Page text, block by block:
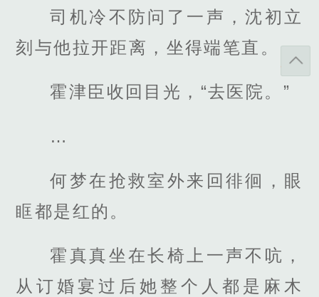
司机冷不防问了一声，沈初立
刻与他拉开距离，坐得端笔直。
霍津臣收回目光，“去医院。”
…
何梦在抢救室外来回徘徊，眼
眶都是红的。
霍真真坐在长椅上一声不吭，
从订婚宴过后她整个人都是麻木